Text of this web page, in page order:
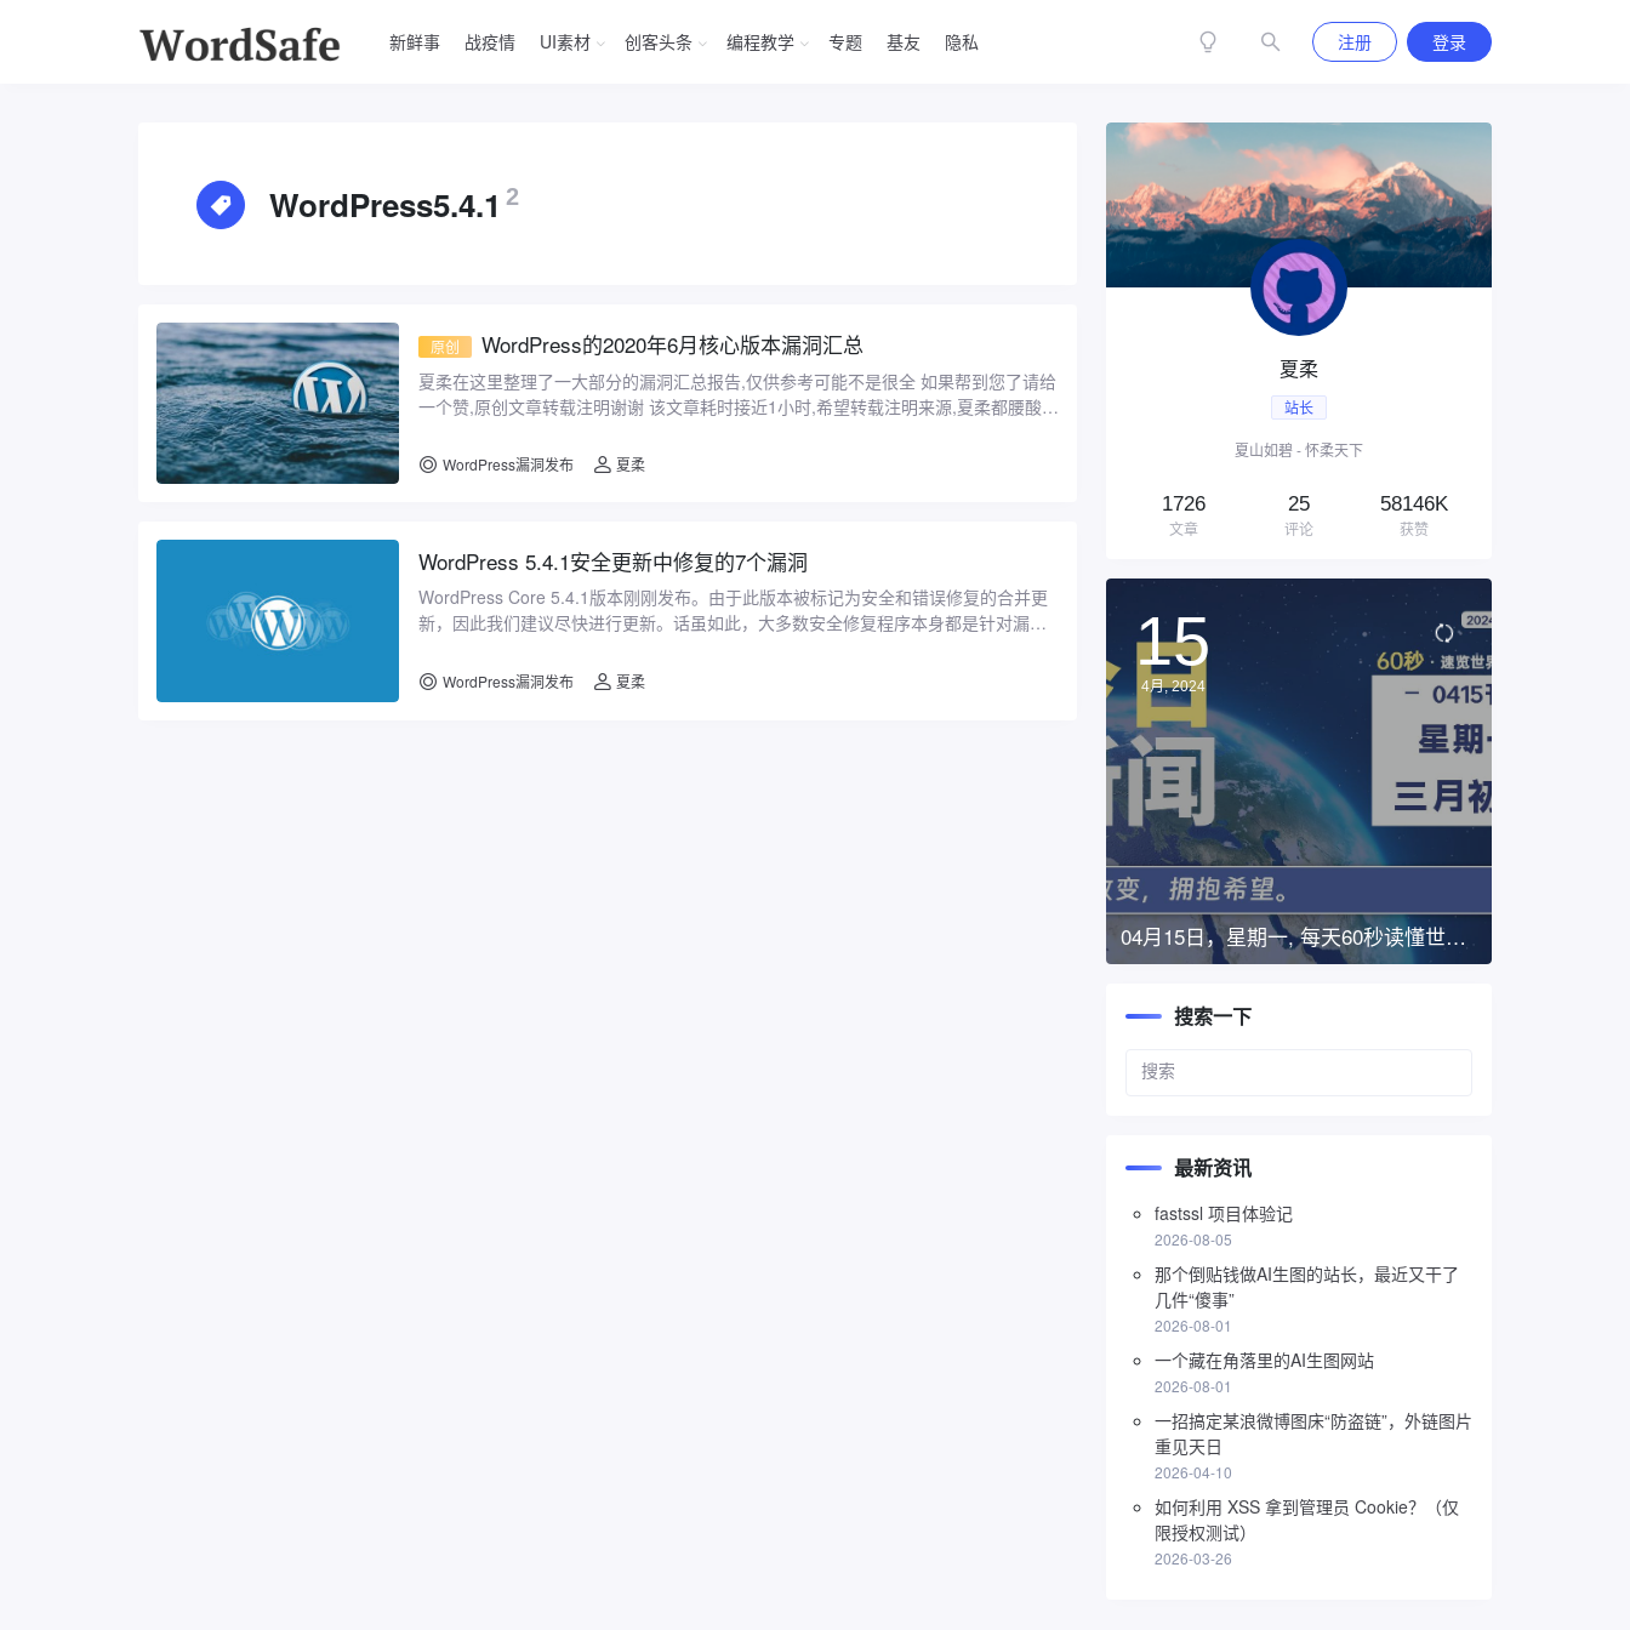
新鲜事 战疫情 UI素材 创客头条 编程教学 专题 基友 隐私 注册 登录
WordPress5.4.1 2
原创 WordPress的2020年6月核心版本漏洞汇总
夏柔在这里整理了一大部分的漏洞汇总报告,仅供参考可能不是很全 如果帮到您了请给
一个赞,原创文章转载注明谢谢 该文章耗时接近1小时,希望转载注明来源,夏柔都腰酸背
WordPress漏洞发布 夏柔
WordPress 5.4.1安全更新中修复的7个漏洞
WordPress Core 5.4.1版本刚刚发布。由于此版本被标记为安全和错误修复的合并更
新，因此我们建议尽快进行更新。话虽如此，大多数安全修复程序本身都是针对漏洞
WordPress漏洞发布 夏柔
夏柔
站长
夏山如碧 - 怀柔天下
1726
文章
25
评论
58146K
获赞
15
4月, 2024
04月15日，星期一, 每天60秒读懂世
界！
搜索一下
最新资讯
fastssl 项目体验记
2026-08-05
那个倒贴钱做AI生图的站长，最近又干了
几件“傻事”
2026-08-01
一个藏在角落里的AI生图网站
2026-08-01
一招搞定某浪微博图床“防盗链”，外链图片
重见天日
2026-04-10
如何利用 XSS 拿到管理员 Cookie？（仅
限授权测试）
2026-03-26